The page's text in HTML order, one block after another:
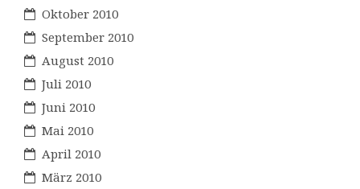
Oktober 2010
September 2010
August 2010
Juli 2010
Juni 2010
Mai 2010
April 2010
März 2010